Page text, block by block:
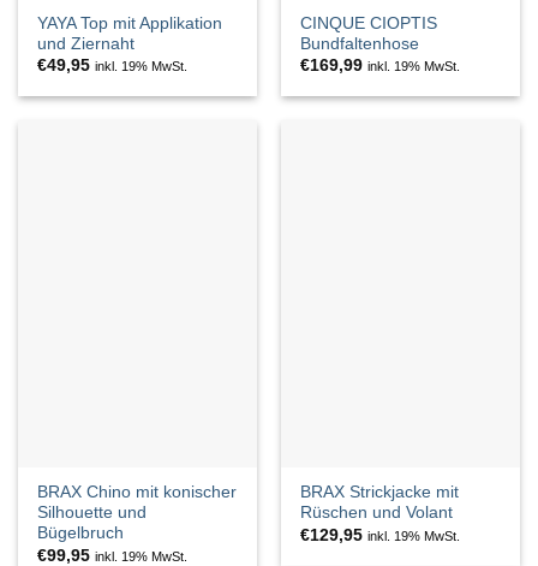
YAYA Top mit Applikation
und Ziernaht
€49,95 inkl. 19% MwSt.
CINQUE CIOPTIS
Bundfaltenhose
€169,99 inkl. 19% MwSt.
BRAX Chino mit konischer
Silhouette und
Bügelbruch
€99,95 inkl. 19% MwSt.
BRAX Strickjacke mit
Rüschen und Volant
€129,95 inkl. 19% MwSt.